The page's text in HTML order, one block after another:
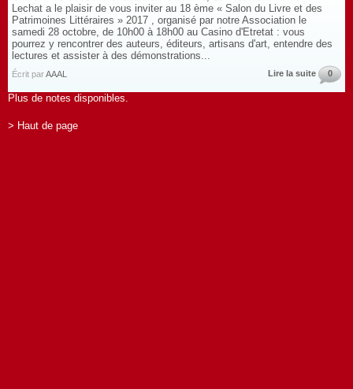
Lechat a le plaisir de vous inviter au 18 ème « Salon du Livre et des
Patrimoines Littéraires » 2017 , organisé par notre Association le
samedi 28 octobre, de 10h00 à 18h00 au Casino d'Etretat : vous
pourrez y rencontrer des auteurs, éditeurs, artisans d'art, entendre des
lectures et assister à des démonstrations...
Écrit parAAAL Lire la suite 0
Plus de notes disponibles.
> Haut de page